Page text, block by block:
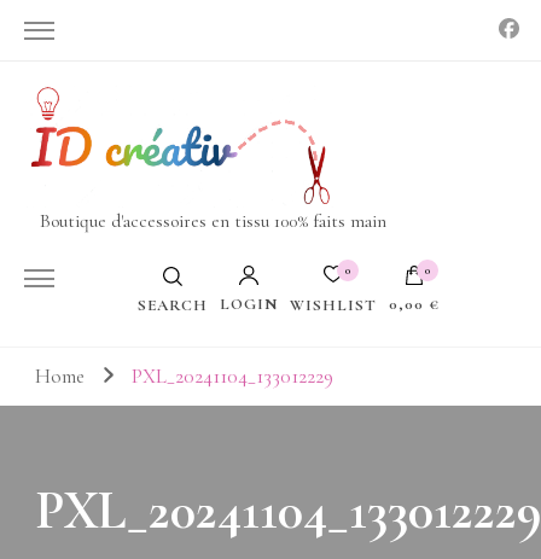
Boutique d'accessoires en tissu 100% faits main
SEARCH LOGIN
0
WISHLIST
0
0,00 €
Votre panier est vide.
Home PXL_20241104_133012229
PXL_20241104_133012229